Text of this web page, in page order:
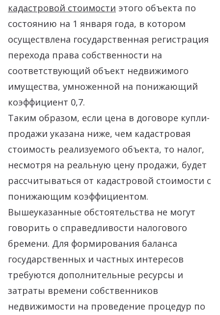
кадастровой стоимости этого объекта по
состоянию на 1 января года, в котором
осуществлена государственная регистрация
перехода права собственности на
соответствующий объект недвижимого
имущества, умноженной на понижающий
коэффициент 0,7.
Таким образом, если цена в договоре купли-
продажи указана ниже, чем кадастровая
стоимость реализуемого объекта, то налог,
несмотря на реальную цену продажи, будет
рассчитываться от кадастровой стоимости с
понижающим коэффициентом.
Вышеуказанные обстоятельства не могут
говорить о справедливости налогового
бремени. Для формирования баланса
государственных и частных интересов
требуются дополнительные ресурсы и
затраты времени собственников
недвижимости на проведение процедур по